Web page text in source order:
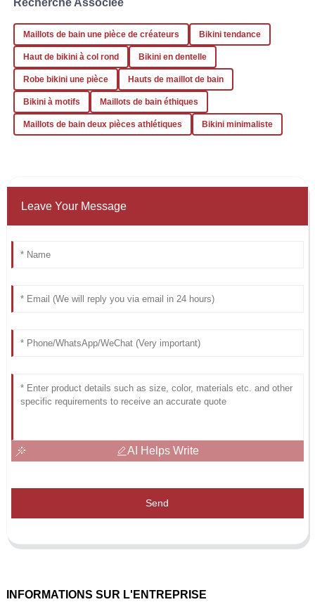
Maillots de bain une pièce de créateurs Bikini tendance
Haut de bikini à col rond Bikini en dentelle
Robe bikini une pièce Hauts de maillot de bain
Bikini à motifs Maillots de bain éthiques
Maillots de bain deux pièces athlétiques Bikini minimaliste
Leave Your Message
AI Helps Write
Send
INFORMATIONS SUR L'ENTREPRISE